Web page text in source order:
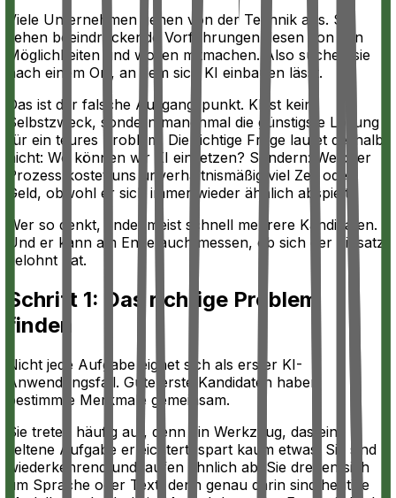
Viele Unternehmen gehen von der Technik aus. Sie
sehen beeindruckende Vorführungen, lesen von den
Möglichkeiten und wollen mitmachen. Also suchen sie
nach einem Ort, an dem sich KI einbauen lässt.
Das ist der falsche Ausgangspunkt. KI ist kein
Selbstzweck, sondern manchmal die günstigste Lösung
für ein teures Problem. Die richtige Frage lautet deshalb
nicht: Wo können wir KI einsetzen? Sondern: Welcher
Prozess kostet uns unverhältnismäßig viel Zeit oder
Geld, obwohl er sich immer wieder ähnlich abspielt?
Wer so denkt, findet meist schnell mehrere Kandidaten.
Und er kann am Ende auch messen, ob sich der Einsatz
gelohnt hat.
Schritt 1: Das richtige Problem
finden
Nicht jede Aufgabe eignet sich als erster KI-
Anwendungsfall. Gute erste Kandidaten haben
bestimmte Merkmale gemeinsam.
Sie treten häufig auf, denn ein Werkzeug, das eine
seltene Aufgabe erleichtert, spart kaum etwas. Sie sind
wiederkehrend und laufen ähnlich ab. Sie drehen sich
um Sprache oder Text, denn genau darin sind heutige